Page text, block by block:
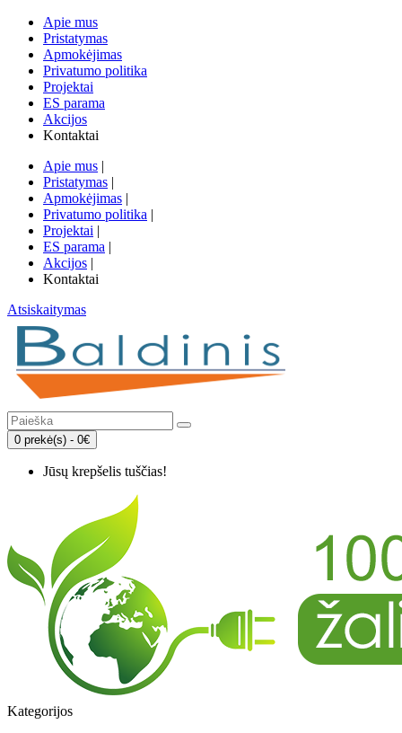
Apie mus
Pristatymas
Apmokėjimas
Privatumo politika
Projektai
ES parama
Akcijos
Kontaktai
Apie mus |
Pristatymas |
Apmokėjimas |
Privatumo politika |
Projektai |
ES parama |
Akcijos |
Kontaktai
Atsiskaitymas
0 prekė(s) - 0€
Jūsų krepšelis tuščias!
Kategorijos